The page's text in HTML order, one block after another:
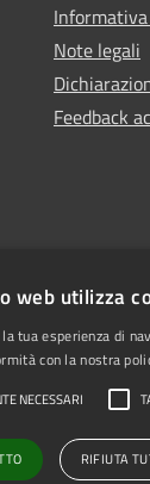
Note legali
Feedback
web utilizza
tua esperienza di
con la nostra
NECESSARI
RIFIUTA